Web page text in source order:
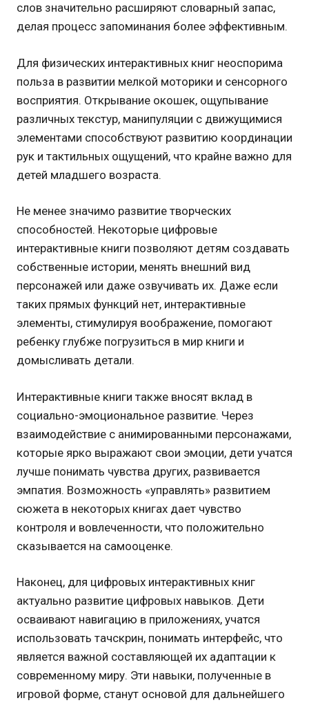
слов значительно расширяют словарный запас,
делая процесс запоминания более эффективным.
Для физических интерактивных книг неоспорима
польза в развитии мелкой моторики и сенсорного
восприятия. Открывание окошек, ощупывание
различных текстур, манипуляции с движущимися
элементами способствуют развитию координации
рук и тактильных ощущений, что крайне важно для
детей младшего возраста.
Не менее значимо развитие творческих
способностей. Некоторые цифровые
интерактивные книги позволяют детям создавать
собственные истории, менять внешний вид
персонажей или даже озвучивать их. Даже если
таких прямых функций нет, интерактивные
элементы, стимулируя воображение, помогают
ребенку глубже погрузиться в мир книги и
домысливать детали.
Интерактивные книги также вносят вклад в
социально-эмоциональное развитие. Через
взаимодействие с анимированными персонажами,
которые ярко выражают свои эмоции, дети учатся
лучше понимать чувства других, развивается
эмпатия. Возможность «управлять» развитием
сюжета в некоторых книгах дает чувство
контроля и вовлеченности, что положительно
сказывается на самооценке.
Наконец, для цифровых интерактивных книг
актуально развитие цифровых навыков. Дети
осваивают навигацию в приложениях, учатся
использовать тачскрин, понимать интерфейс, что
является важной составляющей их адаптации к
современному миру. Эти навыки, полученные в
игровой форме, станут основой для дальнейшего